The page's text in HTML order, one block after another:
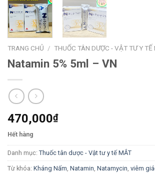
TRANG CHỦ / THUỐC TÂN DƯỢC - VẬT TƯ Y TẾ
Natamin 5% 5ml – VN
470,000₫
Hết hàng
Danh mục: Thuốc tân dược - Vật tư y tế MẮT
Từ khóa: Kháng Nấm Natamin Natamycin viêm